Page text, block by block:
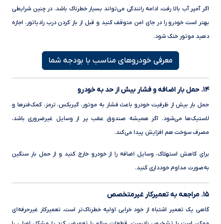
اگر آمپر آب بالا رفت، ادامه رانندگی می‌تواند بسیار خطرناک باشد. در چنین شرایطی
بهتر است خودرو را در جای امن متوقف کنید و قبل از باز کردن درب رادیاتور، اجازه
دهید موتور خنک شود.
معرفی خودروهای مناسب با بودجه شما
۱۴. حمل بار اضافه و فشار بیش از حد به خودرو
حمل بار بیش از ظرفیت خودرو باعث فشار به موتور، گیربکس، ترمز، کمک‌فنرها و
لاستیک‌ها می‌شود. اگر همیشه صندوق عقب پر از وسایل غیرضروری باشد،
مصرف سوخت هم افزایش پیدا می‌کند.
برای کاهش استهلاک، وسایل اضافه را از خودرو خارج کنید و از حمل بار سنگین
به‌صورت مداوم خودداری کنید.
۱۵. مراجعه به تعمیرکار غیرمتخصص
گاهی یک تعمیر اشتباه از خود خرابی اولیه خطرناک‌تر است. تعمیرکار غیرحرفه‌ای